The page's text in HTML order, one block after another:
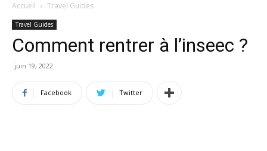
Accueil Travel Guides
Travel Guides
Comment rentrer à l’inseec ?
juin 19, 2022
Facebook Twitter